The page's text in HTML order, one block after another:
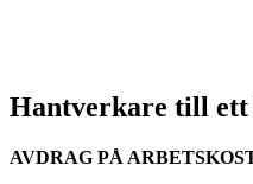
Hantverkare till
AVDRAG PÅ